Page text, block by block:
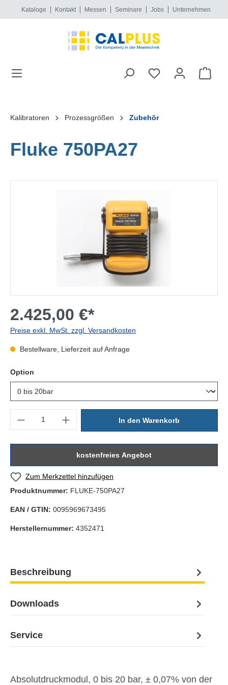
springen
Kataloge Kontakt Messen Seminare Jobs Unternehmen
Kalibratoren Prozessgrößen Zubehör
Fluke 750PA27
2.425,00 €*
Preise exkl. MwSt. zzgl. Versandkosten
Bestellware, Lieferzeit auf Anfrage
Option
In den Warenkorb
kostenfreies Angebot
Zum Merkzettel hinzufügen
Produktnummer: FLUKE-750PA27
EAN / GTIN: 0095969673495
Herstellernummer: 4352471
Beschreibung
Downloads
Service
Absolutdruckmodul, 0 bis 20 bar, ± 0,07% von der